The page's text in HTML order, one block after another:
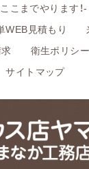
こまでやります！-
WEB見積もり
衛生ポリシー
サイトマップ